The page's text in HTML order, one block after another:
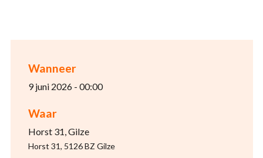
Wanneer
9 juni 2026 - 00:00
Waar
Horst 31, Gilze
Horst 31, 5126 BZ Gilze